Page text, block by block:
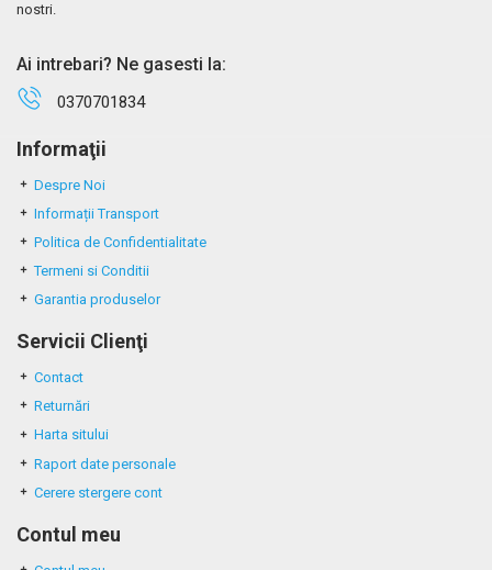
nostri.
Ai intrebari? Ne gasesti la:
0370701834
Informaţii
Despre Noi
Informații Transport
Politica de Confidentialitate
Termeni si Conditii
Garantia produselor
Servicii Clienţi
Contact
Returnări
Harta sitului
Raport date personale
Cerere stergere cont
Contul meu